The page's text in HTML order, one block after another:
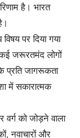
है। भारत
पर दिया गया
जरूरतमंद लोगों
प्रति जागरूकता
में सकारात्मक
को जोड़ने वाला
नवाचारों और